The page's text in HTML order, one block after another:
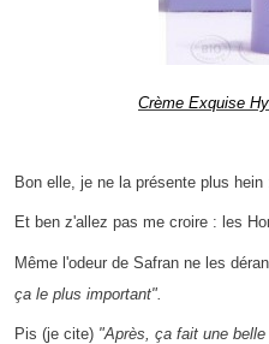
Crème Exquise
Bon elle, je ne la présente plus hein
Et ben z'allez pas me croire : les
Même l'odeur de Safran ne les
ça le plus important".
Pis (je cite) "Après, ça fait une belle